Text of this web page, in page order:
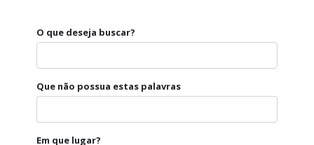
O que deseja buscar?
Que não possua estas palavras
Em que lugar?